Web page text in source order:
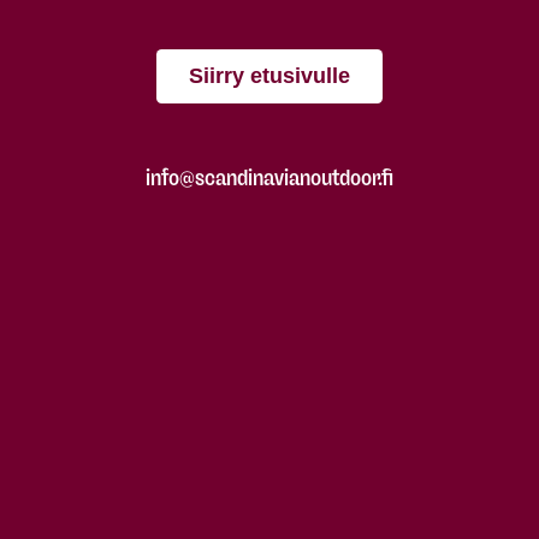
Siirry etusivulle
info@scandinavianoutdoor.fi